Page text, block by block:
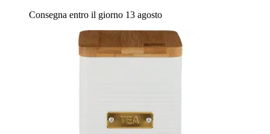
Consegna entro il giorno 13 agosto